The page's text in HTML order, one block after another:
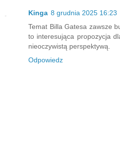
Kinga 8 grudnia 2025 16:23
Temat Billa Gatesa zawsze
to interesująca propozycja
nieoczywistą perspektywą.
Odpowiedz